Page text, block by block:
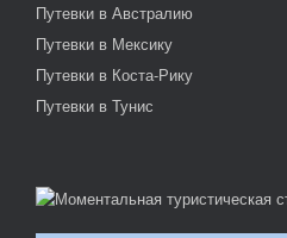
Путевки в Австралию
Путевки в Мексику
Путевки в Коста-Рику
Путевки в Тунис